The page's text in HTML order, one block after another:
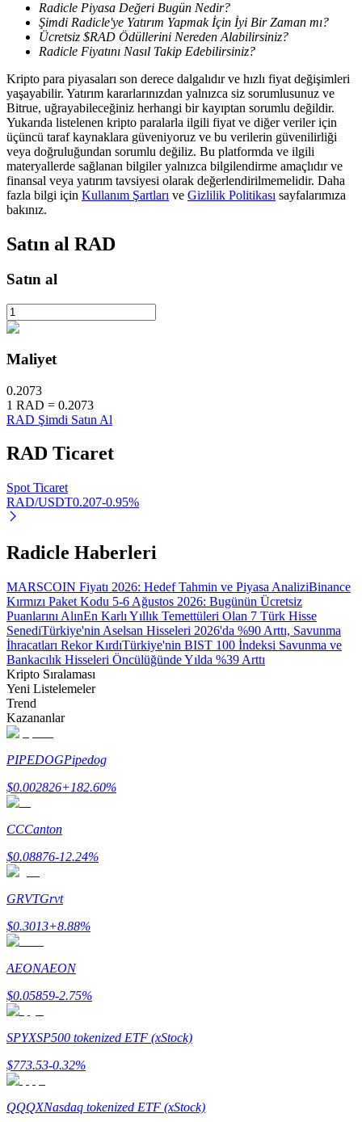
BTR Kilitleme
BTR sahiplerine özel yatırımlar
Krediler
Kripto destekli borçlanma hizmeti
Uzun vadeli kâr ve esnek çıkarlar elde edin
Stake Etmeyi Öğrenin
Pasif gelir kazanma hakkında bilgi edinin
Bitrue
AI
Kullanıcı başına %65'e kadar komisyon!
Radicle Piyasa Değeri Bugün Nedir?
Şimdi Radicle'ye Yatırım Yapmak İçin İyi Bir Zaman mı?
Ücretsiz $RAD Ödüllerini Nereden Alabilirsiniz?
Radicle Fiyatını Nasıl Takip Edebilirsiniz?
Kripto para piyasaları son derece dalgalıdır ve hızlı fiyat değişimleri
yaşayabilir. Yatırım kararlarınızdan yalnızca siz sorumlusunuz ve
Bitrue, uğrayabileceğiniz herhangi bir kayıptan sorumlu değildir.
Yukarıda listelenen kripto paralarla ilgili fiyat ve diğer veriler için
üçüncü taraf kaynaklara güveniyoruz ve bu verilerin güvenilirliği
veya doğruluğundan sorumlu değiliz. Bu platformda ve ilgili
materyallerde sağlanan bilgiler yalnızca bilgilendirme amaçlıdır ve
finansal veya yatırım tavsiyesi olarak değerlendirilmemelidir. Daha
fazla bilgi için Kullanım Şartları ve Gizlilik Politikası sayfalarımıza
bakınız.
Satın al RAD
Satın al
Maliyet
0.2073
1 RAD = 0.2073
RAD Şimdi Satın Al
RAD Ticaret
Spot Ticaret
RAD/USDT0.207-0.95%
Radicle Haberleri
MARSCOIN Fiyatı 2026: Hedef Tahmin ve Piyasa AnaliziBinance
Kırmızı Paket Kodu 5-6 Ağustos 2026: Bugünün Ücretsiz
Puanlarını AlınEn Karlı Yıllık Temettüleri Olan 7 Türk Hisse
SenediTürkiye'nin Aselsan Hisseleri 2026'da %90 Arttı, Savunma
İhracatları Rekor KırdıTürkiye'nin BIST 100 İndeksi Savunma ve
Bankacılık Hisseleri Öncülüğünde Yılda %39 Arttı
Kripto Sıralaması
Yeni Listelemeler
Trend
Kazananlar
PIPEDOGPipedog
$0.002826+182.60%
CCCanton
$0.08876-12.24%
GRVTGrvt
$0.3013+8.88%
AEONAEON
$0.05859-2.75%
SPYXSP500 tokenized ETF (xStock)
$773.53-0.32%
QQQXNasdaq tokenized ETF (xStock)